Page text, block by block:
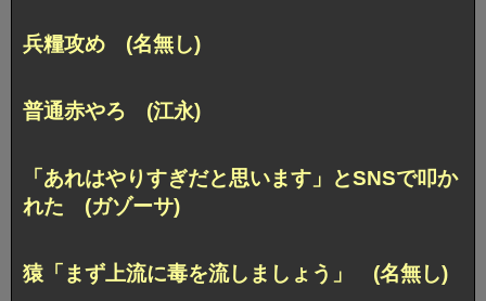
兵糧攻め (名無し)
普通赤やろ (江永)
「あれはやりすぎだと思います」とSNSで叩か
れた (ガゾーサ)
猿「まず上流に毒を流しましょう」 (名無し)